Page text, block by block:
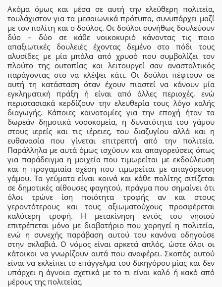
Ακόμα όμως και μέσα σε αυτή την ελεύθερη πολιτεία,
τουλάχιστον για τα μεσαιωνικά πρότυπα, συνυπάρχει μαζί
με τον πολίτη και ο δούλος. Οι δούλοι συνήθως δουλεύουν
δύο – δύο σε κάθε νοικοκυριό κάνοντας τις ποιο
απαξιωτικές δουλειές έχοντας δεμένο στο πόδι τους
αλυσίδες με μία μπάλα από χρυσό που συμβολίζει τον
πλούτο της ουτοπίας και λειτουργεί σαν ανασταλτικός
παράγοντας στο να κλέψει κάτι. Οι δούλοι πέφτουν σε
αυτή τη κατάσταση όταν έχουν πιαστεί να κάνουν μία
εγκληματική πράξη ή είναι από άλλες περιοχές, ενώ
περιστασιακά κερδίζουν την ελευθερία τους λόγο καλής
διαγωγής. Κάποιες καινοτομίες για την εποχή ήταν τα
δωρεάν δημοτικά νοσοκομεία, η δυνατότητα του γάμου
στους ιερείς και τις ιέρειες, του διαζυγίου αλλά και η
ευθανασία που γίνεται επιτρεπτή από την πολιτεία.
Παράλληλα με αυτά όμως ισχύουν και απαγορεύσεις όπως
για παράδειγμα η μοιχεία που τιμωρείται με εκδούλευση
και η προγαμιαία σχέση που τιμωρείται με απαγόρευση
γάμου. Τα γεύματα είναι κοινά και κάθε πολίτης σιτίζεται
σε δημοτικές αίθουσες φαγητού, πράγμα που σημαίνει ότι
όλοι τρώνε ίση ποιότητα τροφής αν και στους
γεροντότερους και τους αξιωματούχους προσφέρεται
καλύτερη τροφή. Η μετακίνηση εντός του νησιού
επιτρέπεται μόνο με διαβατήριο που χορηγεί η πολιτεία,
ενώ η συνεχής παράβαση αυτού του κανόνα οδηγούσε
στην σκλαβιά. Ο νόμος είναι αρκετά απλός, ώστε όλοι οι
κάτοικοι να γνωρίζουν αυτά που αναφέρει. Σκοπός αυτού
είναι να εκλείπει το επάγγελμα του δικηγόρου μίας και δεν
υπάρχει η άγνοια σχετικά με το τι είναι καλό ή κακό από
μέρους της πολιτείας.